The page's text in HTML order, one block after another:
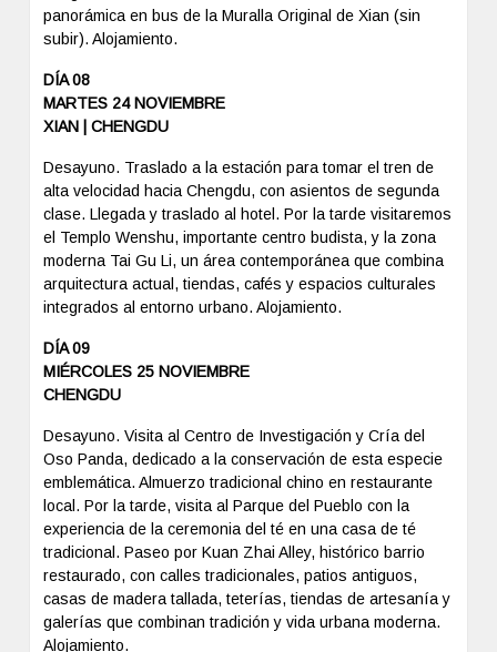
panorámica en bus de la Muralla Original de Xian (sin
subir). Alojamiento.
DÍA 08
MARTES 24 NOVIEMBRE
XIAN | CHENGDU
Desayuno. Traslado a la estación para tomar el tren de
alta velocidad hacia Chengdu, con asientos de segunda
clase. Llegada y traslado al hotel. Por la tarde visitaremos
el Templo Wenshu, importante centro budista, y la zona
moderna Tai Gu Li, un área contemporánea que combina
arquitectura actual, tiendas, cafés y espacios culturales
integrados al entorno urbano. Alojamiento.
DÍA 09
MIÉRCOLES 25 NOVIEMBRE
CHENGDU
Desayuno. Visita al Centro de Investigación y Cría del
Oso Panda, dedicado a la conservación de esta especie
emblemática. Almuerzo tradicional chino en restaurante
local. Por la tarde, visita al Parque del Pueblo con la
experiencia de la ceremonia del té en una casa de té
tradicional. Paseo por Kuan Zhai Alley, histórico barrio
restaurado, con calles tradicionales, patios antiguos,
casas de madera tallada, teterías, tiendas de artesanía y
galerías que combinan tradición y vida urbana moderna.
Alojamiento.